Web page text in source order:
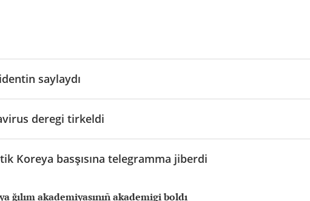
ğılım akademiyasınıñ akademigi boldı
saylaydı
deregi tirkeldi
Koreya basşısına telegramma jiberdi